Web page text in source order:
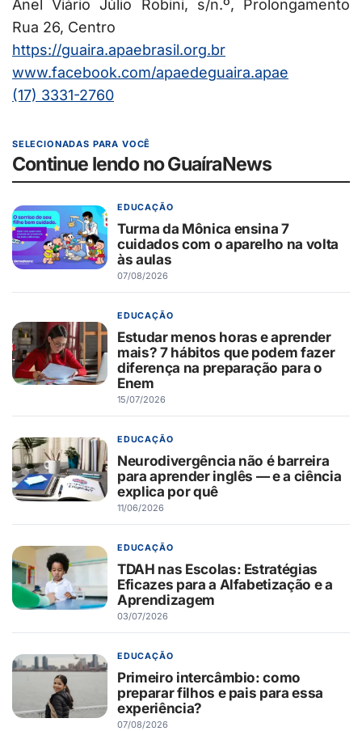
Anel Viário Júlio Robini, s/n.º, Prolongamento
Rua 26, Centro
https://guaira.apaebrasil.org.br
www.facebook.com/apaedeguaira.apae
(17) 3331-2760
SELECIONADAS PARA VOCÊ
Continue lendo no GuaíraNews
EDUCAÇÃO
Turma da Mônica ensina 7
cuidados com o aparelho na volta
às aulas
07/08/2026
EDUCAÇÃO
Estudar menos horas e aprender
mais? 7 hábitos que podem fazer
diferença na preparação para o
Enem
15/07/2026
EDUCAÇÃO
Neurodivergência não é barreira
para aprender inglês — e a ciência
explica por quê
11/06/2026
EDUCAÇÃO
TDAH nas Escolas: Estratégias
Eficazes para a Alfabetização e a
Aprendizagem
03/07/2026
EDUCAÇÃO
Primeiro intercâmbio: como
preparar filhos e pais para essa
experiência?
07/08/2026